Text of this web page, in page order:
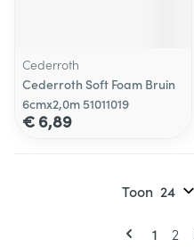
Cederroth
Cederroth Soft Foam Bruin
6cmx2,0m 51011019
€ 6,89
U
1 2
Toon